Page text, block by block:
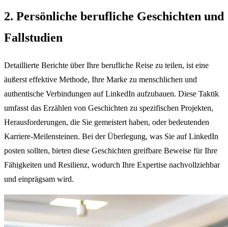
2. Persönliche berufliche Geschichten und
Fallstudien
Detaillierte Berichte über Ihre berufliche Reise zu teilen, ist eine
äußerst effektive Methode, Ihre Marke zu menschlichen und
authentische Verbindungen auf LinkedIn aufzubauen. Diese Taktik
umfasst das Erzählen von Geschichten zu spezifischen Projekten,
Herausforderungen, die Sie gemeistert haben, oder bedeutenden
Karriere-Meilensteinen. Bei der Überlegung, was Sie auf LinkedIn
posten sollten, bieten diese Geschichten greifbare Beweise für Ihre
Fähigkeiten und Resilienz, wodurch Ihre Expertise nachvollziehbar
und einprägsam wird.